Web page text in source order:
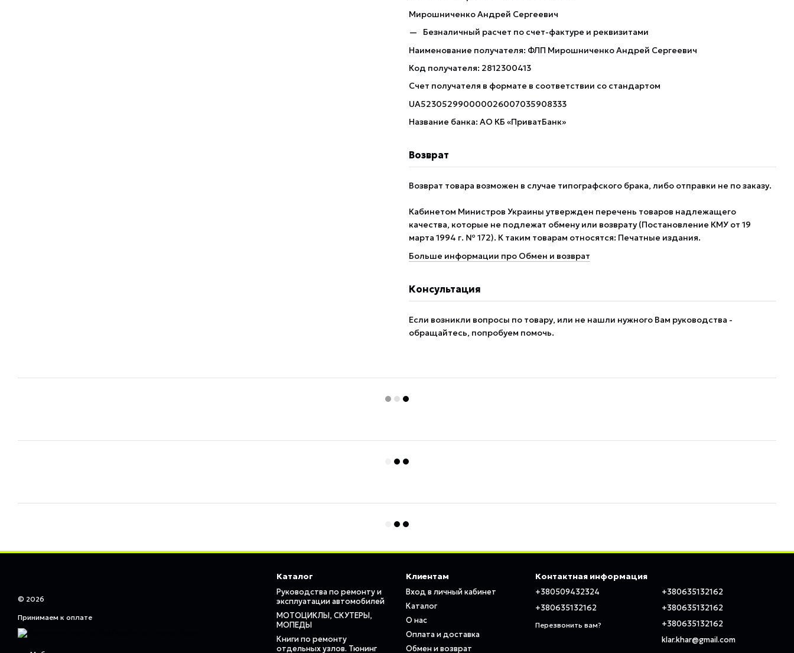
Мирошниченко Андрей Сергеевич
Безналичный расчет по счет-фактуре и реквизитами
Наименование получателя: ФЛП Мирошниченко Андрей Сергеевич
Код получателя: 2812300413
Счет получателя в формате в соответствии со стандартом
UA523052990000026007035908333
Название банка: АО КБ «ПриватБанк»
Возврат
Возврат товара возможен в случае типографского брака, либо отправки не по заказу.
Кабинетом Министров Украины утвержден перечень товаров надлежащего
качества, которые не подлежат обмену или возврату (Постановление КМУ от 19
марта 1994 г. № 172). К таким товарам относятся: Печатные издания.
Больше информации про Обмен и возврат
Консультация
Если возникли вопросы по товару, или не нашли нужного Вам руководства -
обращайтесь, попробуем помочь.
© 2026
Принимаем к оплате
Каталог
Руководства по ремонту и
эксплуатации автомобилей
МОТОЦИКЛЫ, СКУТЕРЫ,
МОПЕДЫ
Книги по ремонту
отдельных узлов. Тюнинг
Клиентам
Вход в личный кабинет
Каталог
О нас
Оплата и доставка
Обмен и возврат
Контактная информация
+380509432324
+380635132162
Перезвонить вам?
+380635132162
+380635132162
+380635132162
klar.khar@gmail.com